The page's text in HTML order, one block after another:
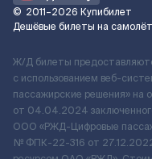
© 2011–2026 Купибилет
Дешёвые билеты на самолёт
Ж/Д билеты
с использованием веб-
пассажирские решения» на
от 04.04.2024
ООО «РЖД-Цифровые
№ ФПК-22-316 от